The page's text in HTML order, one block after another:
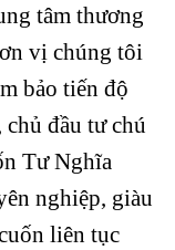
tâm thương
vị chúng tôi
bảo tiến độ
đầu tư chú
Tư Nghĩa
nghiệp, giàu
liên tục